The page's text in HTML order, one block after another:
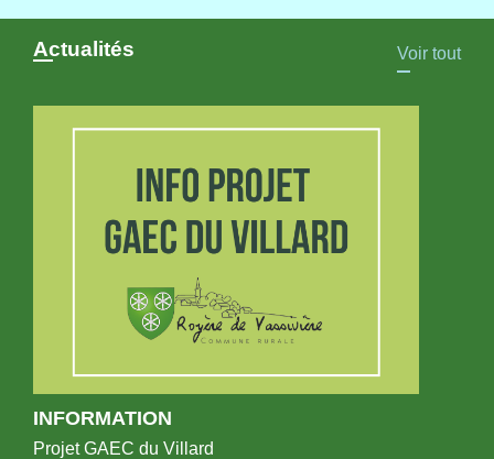
Actualités Voir tout
INFORMATION
Projet GAEC du Villard